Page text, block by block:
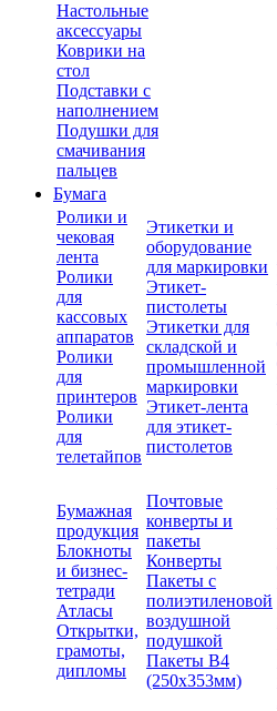
Настольные
аксессуары
Коврики на
стол
Подставки с
наполнением
Подушки для
смачивания
пальцев
Бумага
Ролики и
чековая
лента
Ролики
для
кассовых
аппаратов
Ролики
для
принтеров
Ролики
для
телетайпов
Этикетки и
оборудование
для маркировки
Этикет-
пистолеты
Этикетки для
складской и
промышленной
маркировки
Этикет-лента
для этикет-
пистолетов
Бумажная
продукция
Блокноты
и бизнес-
тетради
Атласы
Открытки,
грамоты,
дипломы
Почтовые
конверты и
пакеты
Конверты
Пакеты с
полиэтиленовой
воздушной
подушкой
Пакеты В4
(250х353мм)